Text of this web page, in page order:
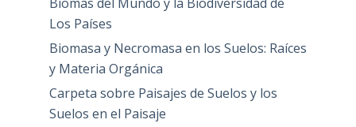
Los Países
Biomasa y Necromasa en los Suelos: Raíces
y Materia Orgánica
Carpeta sobre Paisajes de Suelos y los
Suelos en el Paisaje